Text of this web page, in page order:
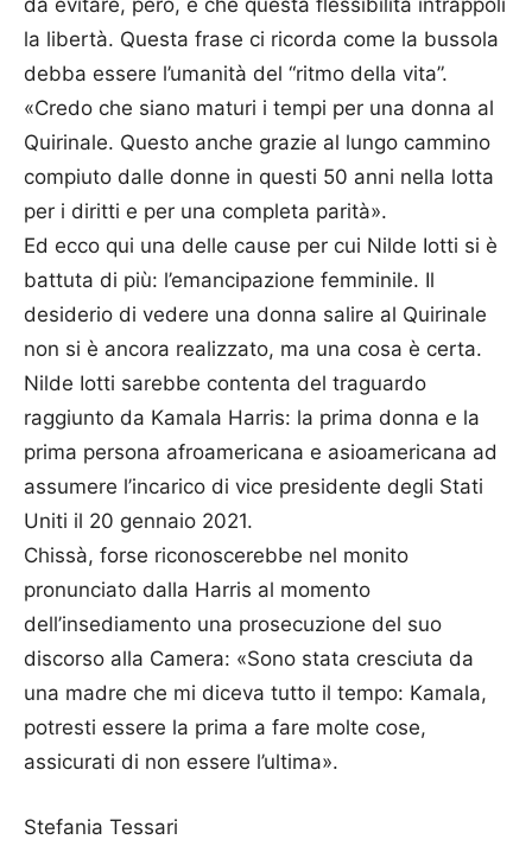
la libertà. Questa frase ci ricorda come la bussola
debba essere l’umanità del “ritmo della vita”.
«Credo che siano maturi i tempi per una donna al
Quirinale. Questo anche grazie al lungo cammino
compiuto dalle donne in questi 50 anni nella lotta
per i diritti e per una completa parità».
Ed ecco qui una delle cause per cui Nilde Iotti si è
battuta di più: l’emancipazione femminile. Il
desiderio di vedere una donna salire al Quirinale
non si è ancora realizzato, ma una cosa è certa.
Nilde Iotti sarebbe contenta del traguardo
raggiunto da Kamala Harris: la prima donna e la
prima persona afroamericana e asioamericana ad
assumere l’incarico di vice presidente degli Stati
Uniti il 20 gennaio 2021.
Chissà, forse riconoscerebbe nel monito
pronunciato dalla Harris al momento
dell’insediamento una prosecuzione del suo
discorso alla Camera: «Sono stata cresciuta da
una madre che mi diceva tutto il tempo: Kamala,
potresti essere la prima a fare molte cose,
assicurati di non essere l’ultima».
Stefania Tessari